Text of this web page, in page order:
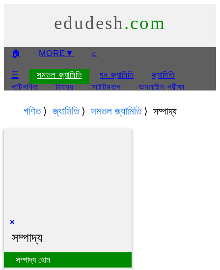
edudesh.com
🏠 MORE ▼ ⌕
☰ সমতল জ্যামিতি ঘন জ্যামিতি
জ্যামিতি
পাটিগণিত
নিবন্ধ সাইটম্যাপ
অনলাইন পরীক্ষা
প্রেজেন্টেশন
ত্রিকোণমিতি প্রেজেন্টেশন সম্বন্ধে
গণিত জ্যামিতি সমতল জ্যামিতি সম্পাদ্য
×
সম্পাদ্য
সম্পাদ্য হোম